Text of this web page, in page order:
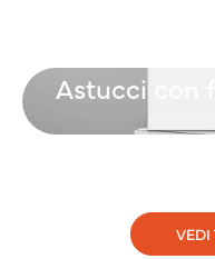
Astucci con
VEDI